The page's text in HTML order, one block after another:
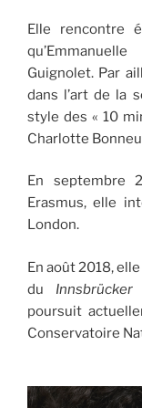
Elle rencontre
Guignolet. Par
dans l’art de la
style des « 10
Charlotte
En septembre
Erasmus, elle
London.
En août 2018,
du
poursuit
Conservatoire